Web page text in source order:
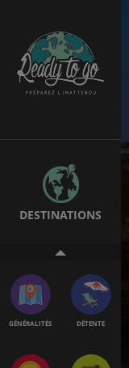
DESTINATIONS
ÉTUDES
EMPLOIS &
STAGES
GÉNÉRALITÉS DÉTENTE